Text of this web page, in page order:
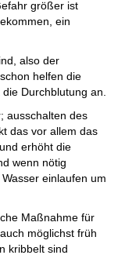
größer ist
ein
also der
helfen die
Durchblutung an.
ausschalten des
das vor allem das
erhöht die
wenn nötig
einlaufen um
Maßnahme für
möglichst früh
kribbelt sind